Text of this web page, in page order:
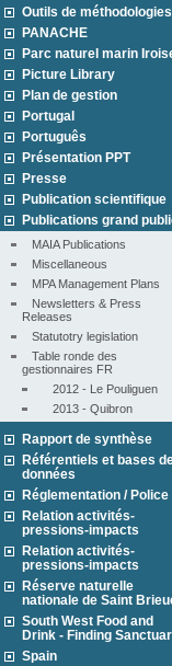
Outils de méthodologies
PANACHE
Parc naturel marin
Picture Library
Plan de gestion
Portugal
Português
Présentation PPT
Presse
Publication scientifique
Publications grand
MAIA Publications
Miscellaneous
MPA Management Plans
Newsletters & Press
Releases
Statutotry legislation
Table ronde des
gestionnaires FR
2012 - Le Pouliguen
2013 - Quibron
Rapport de synthèse
Référentiels et bases
données
Réglementation / Police
Relation activités-
pressions-impacts
Relation activités-
pressions-impacts
Réserve naturelle
nationale de Saint
South West Food and
Drink - Finding
Spain